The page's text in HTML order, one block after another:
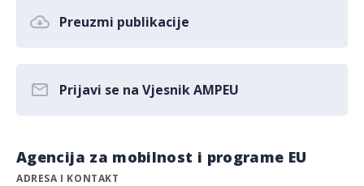
Preuzmi publikacije
Prijavi se na Vjesnik AMPEU
Agencija za mobilnost i programe EU
ADRESA I KONTAKT